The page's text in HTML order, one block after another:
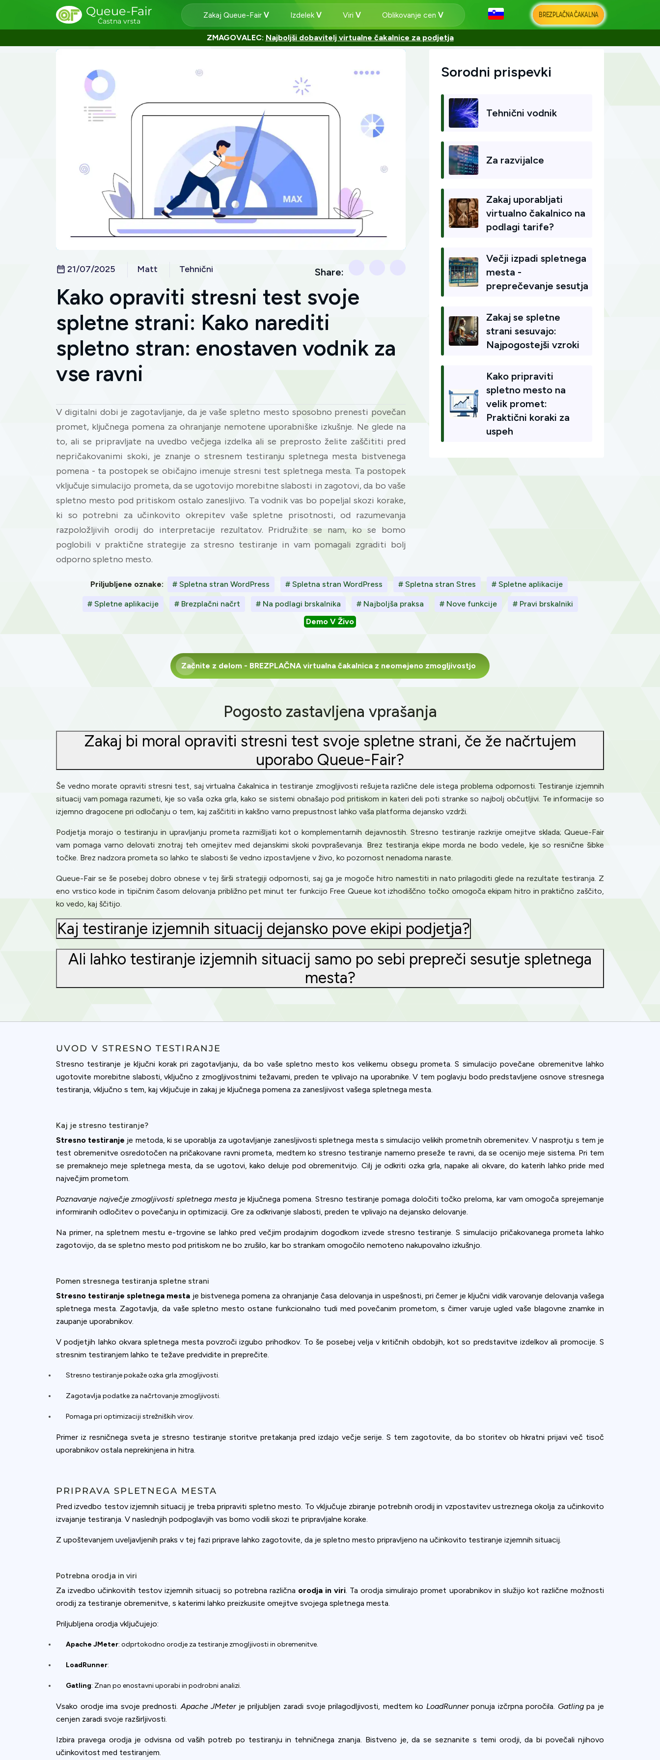
Queue-Fair
Častna vrsta
Zakaj Queue-Fair Izdelek Viri Oblikovanje cen BREZPLAČNA ČAKALNA
ZMAGOVALEC: Najboljši dobavitelj virtualne čakalnice za podjetja
21/07/2025 Matt Tehnični Share:
Kako opraviti stresni test svoje
spletne strani: Kako narediti
spletno stran: enostaven vodnik za
vse ravni
V digitalni dobi je zagotavljanje, da je vaše spletno mesto sposobno prenesti povečan
promet, ključnega pomena za ohranjanje nemotene uporabniške izkušnje. Ne glede na
to, ali se pripravljate na uvedbo večjega izdelka ali se preprosto želite zaščititi pred
nepričakovanimi skoki, je znanje o stresnem testiranju spletnega mesta bistvenega
pomena - ta postopek se običajno imenuje stresni test spletnega mesta. Ta postopek
vključuje simulacijo prometa, da se ugotovijo morebitne slabosti in zagotovi, da bo vaše
spletno mesto pod pritiskom ostalo zanesljivo. Ta vodnik vas bo popeljal skozi korake,
ki so potrebni za učinkovito okrepitev vaše spletne prisotnosti, od razumevanja
razpoložljivih orodij do interpretacije rezultatov. Pridružite se nam, ko se bomo
poglobili v praktične strategije za stresno testiranje in vam pomagali zgraditi bolj
odporno spletno mesto.
Sorodni prispevki
Tehnični vodnik
Za razvijalce
Zakaj uporabljati
virtualno čakalnico na
podlagi tarife?
Večji izpadi spletnega
mesta -
preprečevanje sesutja
Zakaj se spletne
strani sesuvajo:
Najpogostejši vzroki
Kako pripraviti
spletno mesto na
velik promet:
Praktični koraki za
uspeh
Priljubljene oznake: # Spletna stran WordPress # Spletna stran WordPress # Spletna stran Stres # Spletne aplikacije
# Spletne aplikacije # Brezplačni načrt # Na podlagi brskalnika # Najboljša praksa # Nove funkcije
# Pravi brskalniki
Demo V Živo
Začnite z delom - BREZPLAČNA virtualna čakalnica z neomejeno zmogljivostjo
Pogosto zastavljena vprašanja
Zakaj bi moral opraviti stresni test svoje spletne strani, če že načrtujem
uporabo Queue-Fair?
Še vedno morate opraviti stresni test, saj virtualna čakalnica in testiranje zmogljivosti rešujeta različne dele istega problema odpornosti. Testiranje izjemnih
situacij vam pomaga razumeti, kje so vaša ozka grla, kako se sistemi obnašajo pod pritiskom in kateri deli poti stranke so najbolj občutljivi. Te informacije so
izjemno dragocene pri odločanju o tem, kaj zaščititi in kakšno varno prepustnost lahko vaša platforma dejansko vzdrži.
Podjetja morajo o testiranju in upravljanju prometa razmišljati kot o komplementarnih dejavnostih. Stresno testiranje razkrije omejitve sklada; Queue-Fair
vam pomaga varno delovati znotraj teh omejitev med dejanskimi skoki povpraševanja. Brez testiranja ekipe morda ne bodo vedele, kje so resnične šibke
točke. Brez nadzora prometa so lahko te slabosti še vedno izpostavljene v živo, ko pozornost nenadoma naraste.
Queue-Fair se še posebej dobro obnese v tej širši strategiji odpornosti, saj ga je mogoče hitro namestiti in nato prilagoditi glede na rezultate testiranja. Z
eno vrstico kode in tipičnim časom delovanja približno pet minut ter funkcijo Free Queue kot izhodiščno točko omogoča ekipam hitro in praktično zaščito,
ko vedo, kaj ščitijo.
Kaj testiranje izjemnih situacij dejansko pove ekipi podjetja?
Ali lahko testiranje izjemnih situacij samo po sebi prepreči sesutje spletnega
mesta?
UVOD V STRESNO TESTIRANJE
Stresno testiranje je ključni korak pri zagotavljanju, da bo vaše spletno mesto kos velikemu obsegu prometa. S simulacijo povečane obremenitve lahko
ugotovite morebitne slabosti, vključno z zmogljivostnimi težavami, preden te vplivajo na uporabnike. V tem poglavju bodo predstavljene osnove stresnega
testiranja, vključno s tem, kaj vključuje in zakaj je ključnega pomena za zanesljivost vašega spletnega mesta.
Kaj je stresno testiranje?
Stresno testiranje je metoda, ki se uporablja za ugotavljanje zanesljivosti spletnega mesta s simulacijo velikih prometnih obremenitev. V nasprotju s tem je
test obremenitve osredotočen na pričakovane ravni prometa, medtem ko stresno testiranje namerno preseže te ravni, da se ocenijo meje sistema. Pri tem
se premaknejo meje spletnega mesta, da se ugotovi, kako deluje pod obremenitvijo. Cilj je odkriti ozka grla, napake ali okvare, do katerih lahko pride med
največjim prometom.
Poznavanje največje zmogljivosti spletnega mestaje ključnega pomena. Stresno testiranje pomaga določiti točko preloma, kar vam omogoča sprejemanje
informiranih odločitev o povečanju in optimizaciji. Gre za odkrivanje slabosti, preden te vplivajo na dejansko delovanje.
Na primer, na spletnem mestu e-trgovine se lahko pred večjim prodajnim dogodkom izvede stresno testiranje. S simulacijo pričakovanega prometa lahko
zagotovijo, da se spletno mesto pod pritiskom ne bo zrušilo, kar bo strankam omogočilo nemoteno nakupovalno izkušnjo.
Pomen stresnega testiranja spletne strani
Stresno testiranje spletnega mesta je bistvenega pomena za ohranjanje časa delovanja in uspešnosti, pri čemer je ključni vidik varovanje delovanja vašega
spletnega mesta. Zagotavlja, da vaše spletno mesto ostane funkcionalno tudi med povečanim prometom, s čimer varuje ugled vaše blagovne znamke in
zaupanje uporabnikov.
V podjetjih lahko okvara spletnega mesta povzroči izgubo prihodkov. To še posebej velja v kritičnih obdobjih, kot so predstavitve izdelkov ali promocije. S
stresnim testiranjem lahko te težave predvidite in preprečite.
Stresno testiranje pokaže ozka grla zmogljivosti.
Zagotavlja podatke za načrtovanje zmogljivosti.
Pomaga pri optimizaciji strežniških virov.
Primer iz resničnega sveta je stresno testiranje storitve pretakanja pred izdajo večje serije. S tem zagotovite, da bo storitev ob hkratni prijavi več tisoč
uporabnikov ostala neprekinjena in hitra.
PRIPRAVA SPLETNEGA MESTA
Pred izvedbo testov izjemnih situacij je treba pripraviti spletno mesto. To vključuje zbiranje potrebnih orodij in vzpostavitev ustreznega okolja za učinkovito
izvajanje testiranja. V naslednjih podpoglavjih vas bomo vodili skozi te pripravljalne korake.
Z upoštevanjem uveljavljenih praks v tej fazi priprave lahko zagotovite, da je spletno mesto pripravljeno na učinkovito testiranje izjemnih situacij.
Potrebna orodja in viri
Za izvedbo učinkovitih testov izjemnih situacij so potrebna različna orodja in viri . Ta orodja simulirajo promet uporabnikov in služijo kot različne možnosti
orodij za testiranje obremenitve, s katerimi lahko preizkusite omejitve svojega spletnega mesta.
Priljubljena orodja vključujejo:
Apache JMeter: odprtokodno orodje za testiranje zmogljivosti in obremenitve.
LoadRunner:
Gatling: Znan po enostavni uporabi in podrobni analizi.
Vsako orodje ima svoje prednosti. Apache JMeterje priljubljen zaradi svoje prilagodljivosti, medtem ko LoadRunnerponuja izčrpna poročila. Gatlingpa je
cenjen zaradi svoje razširljivosti.
Izbira pravega orodja je odvisna od vaših potreb po testiranju in tehničnega znanja. Bistveno je, da se seznanite s temi orodji, da bi povečali njihovo
učinkovitost med testiranjem.
Cookies & Privacy
Queue-Fair.com uses cookies to provide content and improve your experience. You can